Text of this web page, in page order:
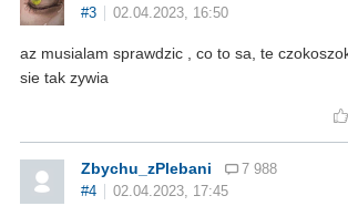
#3
02.04.2023, 16:50
az musialam sprawdzic , co to sa, te
sie tak zywia
Zbychu_zPlebani
7 988
#4
02.04.2023, 17:45